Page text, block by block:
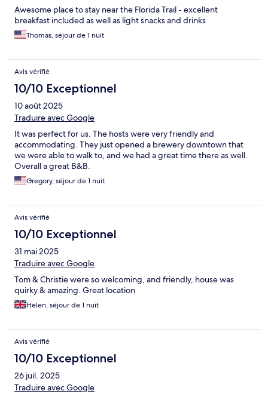
Awesome place to stay near the Florida Trail - excellent
breakfast included as well as light snacks and drinks
Thomas, séjour de 1 nuit
Avis vérifié
10/10 Exceptionnel
10 août 2025
Traduire avec Google
It was perfect for us. The hosts were very friendly and
accommodating. They just opened a brewery downtown that
we were able to walk to, and we had a great time there as well.
Overall a great B&B.
Gregory, séjour de 1 nuit
Avis vérifié
10/10 Exceptionnel
31 mai 2025
Traduire avec Google
Tom & Christie were so welcoming, and friendly, house was
quirky & amazing. Great location
Helen, séjour de 1 nuit
Avis vérifié
10/10 Exceptionnel
26 juil. 2025
Traduire avec Google